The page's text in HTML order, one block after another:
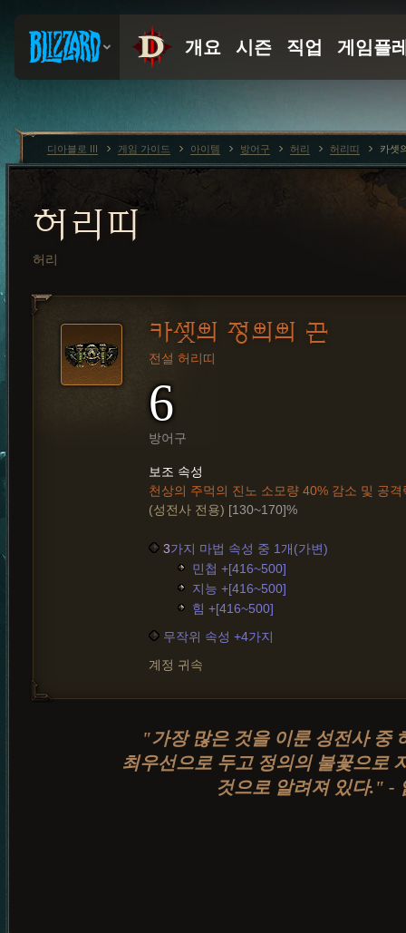
허리띠
허리
카셋의 정의의 끈
전설 허리띠
6
방어구
보조 속성
천상의 주먹의 진노 소모량 40% 감소 및 공
(성전사 전용) [130~170]%
3가지 마법 속성 중 1개(가변)
민첩 +[416~500]
지능 +[416~500]
힘 +[416~500]
무작위 속성 +4가지
계정 귀속
"가장 많은 것을 이룬 성전사 중
최우선으로 두고 정의의 불꽃으로
것으로 알려져 있다." -
디아블로 III 게임 가이드 아이템 방어구 허리 허리띠 카셋